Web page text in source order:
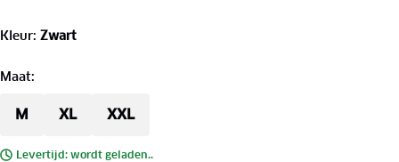
Kleur: Zwart
Maat:
M XL XXL
Levertijd: wordt geladen..